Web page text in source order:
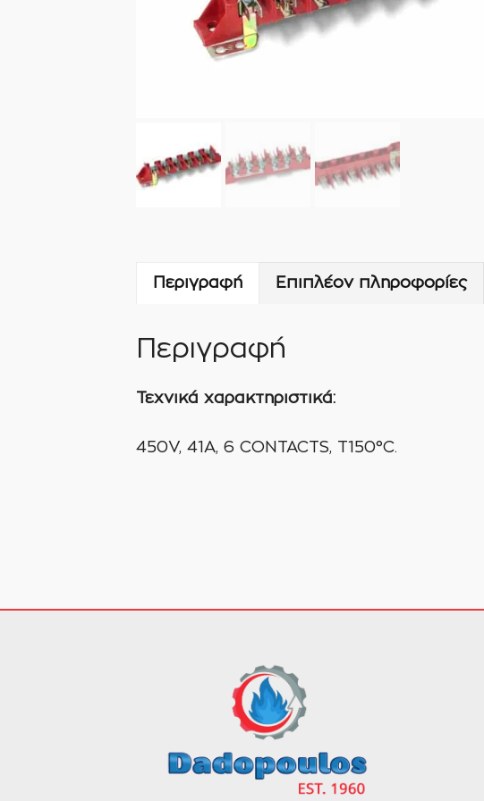
Περιγραφή Επιπλέον πληροφορίες
Περιγραφή
Τεχνικά χαρακτηριστικά:
450V, 41A, 6 CONTACTS, T150°C.